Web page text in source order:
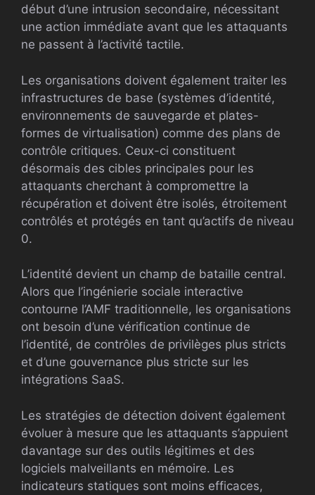
début d’une intrusion secondaire, nécessitant
une action immédiate avant que les attaquants
ne passent à l’activité tactile.
Les organisations doivent également traiter les
infrastructures de base (systèmes d’identité,
environnements de sauvegarde et plates-
formes de virtualisation) comme des plans de
contrôle critiques. Ceux-ci constituent
désormais des cibles principales pour les
attaquants cherchant à compromettre la
récupération et doivent être isolés, étroitement
contrôlés et protégés en tant qu’actifs de niveau
0.
L’identité devient un champ de bataille central.
Alors que l’ingénierie sociale interactive
contourne l’AMF traditionnelle, les organisations
ont besoin d’une vérification continue de
l’identité, de contrôles de privilèges plus stricts
et d’une gouvernance plus stricte sur les
intégrations SaaS.
Les stratégies de détection doivent également
évoluer à mesure que les attaquants s’appuient
davantage sur des outils légitimes et des
logiciels malveillants en mémoire. Les
indicateurs statiques sont moins efficaces,